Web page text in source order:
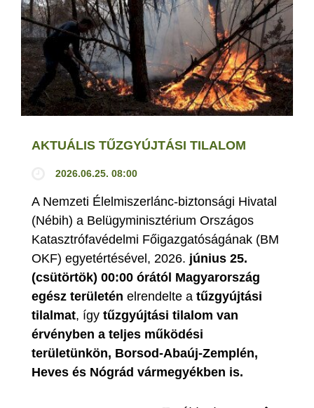
AKTUÁLIS TŰZGYÚJTÁSI TILALOM
2026.06.25. 08:00
A Nemzeti Élelmiszerlánc-biztonsági Hivatal
(Nébih) a Belügyminisztérium Országos
Katasztrófavédelmi Főigazgatóságának (BM
OKF) egyetértésével, 2026. június 25.
(csütörtök) 00:00 órától Magyarország
egész területén elrendelte a tűzgyújtási
tilalmat, így tűzgyújtási tilalom van
érvényben a teljes működési
területünkön, Borsod-Abaúj-Zemplén,
Heves és Nógrád vármegyékben is.